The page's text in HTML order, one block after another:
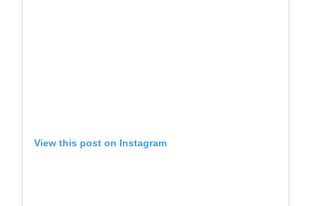
View this post on Instagram